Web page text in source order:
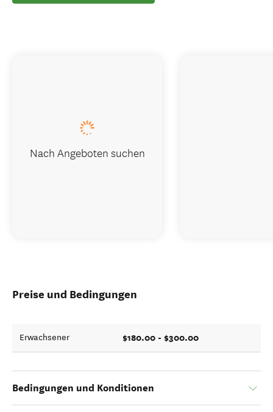
Preise und Bedingungen
Erwachsener $180.00 - $300.00
Bedingungen und Konditionen
Nach Angeboten suchen